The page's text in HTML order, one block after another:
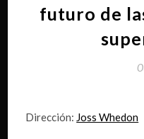
futuro de
Dirección: Joss Whedon